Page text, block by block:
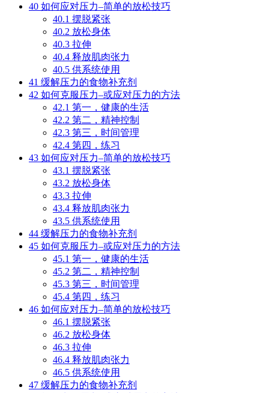
40 如何应对压力–简单的放松技巧
40.1 摆脱紧张
40.2 放松身体
40.3 拉伸
40.4 释放肌肉张力
40.5 供系统使用
41 缓解压力的食物补充剂
42 如何克服压力–或应对压力的方法
42.1 第一，健康的生活
42.2 第二，精神控制
42.3 第三，时间管理
42.4 第四，练习
43 如何应对压力–简单的放松技巧
43.1 摆脱紧张
43.2 放松身体
43.3 拉伸
43.4 释放肌肉张力
43.5 供系统使用
44 缓解压力的食物补充剂
45 如何克服压力–或应对压力的方法
45.1 第一，健康的生活
45.2 第二，精神控制
45.3 第三，时间管理
45.4 第四，练习
46 如何应对压力–简单的放松技巧
46.1 摆脱紧张
46.2 放松身体
46.3 拉伸
46.4 释放肌肉张力
46.5 供系统使用
47 缓解压力的食物补充剂